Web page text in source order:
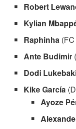
Robert
Kylian
Raphinha
Ante Budimir
Dodi
Kike García
Ayoze